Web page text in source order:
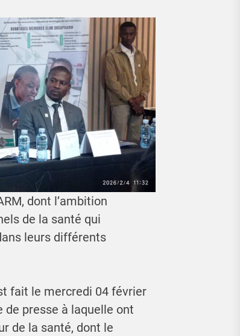
dont l’ambition
de la santé qui
leurs différents
fait le mercredi 04 février
de presse à laquelle ont
de la santé, dont le